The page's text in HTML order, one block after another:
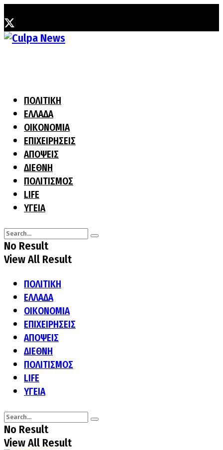
ΠΟΛΙΤΙΚΗ
ΕΛΛΑΔΑ
ΟΙΚΟΝΟΜΙΑ
ΕΠΙΧΕΙΡΗΣΕΙΣ
ΑΠΟΨΕΙΣ
ΔΙΕΘΝΗ
ΠΟΛΙΤΙΣΜΟΣ
LIFE
ΥΓΕΙΑ
No Result
View All Result
ΠΟΛΙΤΙΚΗ
ΕΛΛΑΔΑ
ΟΙΚΟΝΟΜΙΑ
ΕΠΙΧΕΙΡΗΣΕΙΣ
ΑΠΟΨΕΙΣ
ΔΙΕΘΝΗ
ΠΟΛΙΤΙΣΜΟΣ
LIFE
ΥΓΕΙΑ
No Result
View All Result